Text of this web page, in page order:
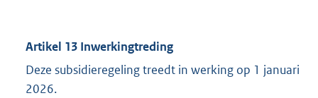
Artikel 13 Inwerkingtreding
Deze subsidieregeling treedt in werking op 1 januari
2026.